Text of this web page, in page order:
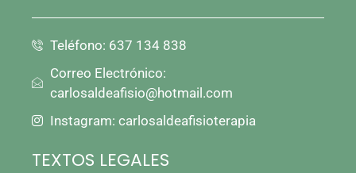
Teléfono: 637 134 838
Correo Electrónico:
carlosaldeafisio@hotmail.com
Instagram: carlosaldeafisioterapia
TEXTOS LEGALES